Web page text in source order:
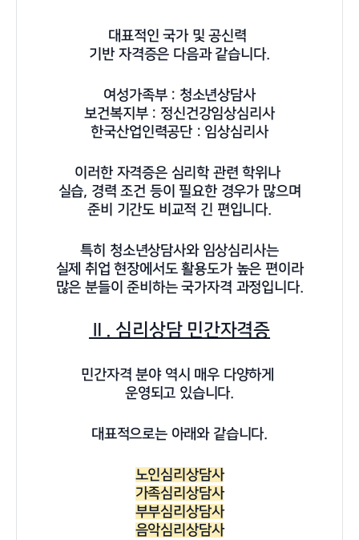
대표적인 국가 및 공신력
기반 자격증은 다음과 같습니다.
여성가족부 : 청소년상담사
보건복지부 : 정신건강임상심리사
한국산업인력공단 : 임상심리사
이러한 자격증은 심리학 관련 학위나
실습, 경력 조건 등이 필요한 경우가 많으며
준비 기간도 비교적 긴 편입니다.
특히 청소년상담사와 임상심리사는
실제 취업 현장에서도 활용도가 높은 편이라
많은 분들이 준비하는 국가자격 과정입니다.
Ⅱ. 심리상담 민간자격증
민간자격 분야 역시 매우 다양하게
운영되고 있습니다.
대표적으로는 아래와 같습니다.
노인심리상담사
가족심리상담사
부부심리상담사
음악심리상담사